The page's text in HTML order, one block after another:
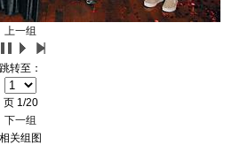
上一组
跳转至：
页 1/20
下一组
相关组图